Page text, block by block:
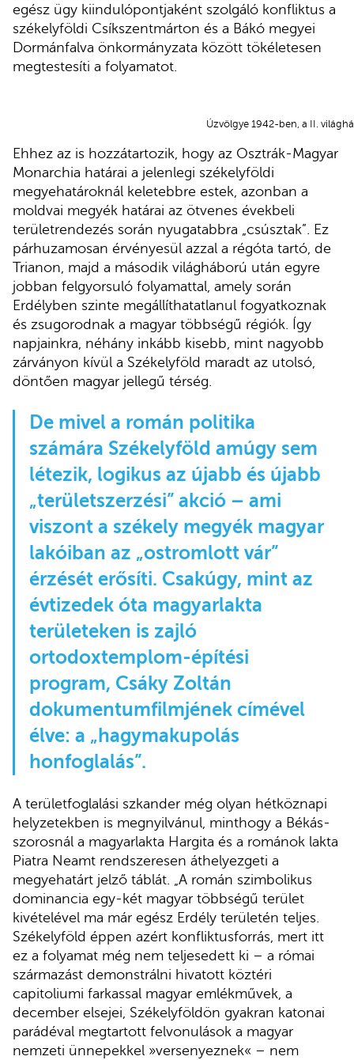
egész ügy kiindulópontjaként szolgáló konfliktus a
székelyföldi Csíkszentmárton és a Bákó megyei
Dormánfalva önkormányzata között tökéletesen
megtestesíti a folyamatot.
Úzvölgye 1942-ben, a II.
Ehhez az is hozzátartozik, hogy az Osztrák-Magyar
Monarchia határai a jelenlegi székelyföldi
megyehatároknál keletebbre estek, azonban a
moldvai megyék határai az ötvenes évekbeli
területrendezés során nyugatabbra „csúsztak”. Ez
párhuzamosan érvényesül azzal a régóta tartó, de
Trianon, majd a második világháború után egyre
jobban felgyorsuló folyamattal, amely során
Erdélyben szinte megállíthatatlanul fogyatkoznak
és zsugorodnak a magyar többségű régiók. Így
napjainkra, néhány inkább kisebb, mint nagyobb
zárványon kívül a Székelyföld maradt az utolsó,
döntően magyar jellegű térség.
De mivel a román politika
számára Székelyföld amúgy sem
létezik, logikus az újabb és újabb
„területszerzési” akció – ami
viszont a székely megyék magyar
lakóiban az „ostromlott vár”
érzését erősíti. Csakúgy, mint az
évtizedek óta magyarlakta
területeken is zajló
ortodoxtemplom-építési
program, Csáky Zoltán
dokumentumfilmjének címével
élve: a „hagymakupolás
honfoglalás”.
A területfoglalási szkander még olyan hétköznapi
helyzetekben is megnyilvánul, minthogy a Békás-
szorosnál a magyarlakta Hargita és a románok lakta
Piatra Neamt rendszeresen áthelyezgeti a
megyehatárt jelző táblát. „A román szimbolikus
dominancia egy-két magyar többségű terület
kivételével ma már egész Erdély területén teljes.
Székelyföld éppen azért konfliktusforrás, mert itt
ez a folyamat még nem teljesedett ki – a római
származást demonstrálni hivatott köztéri
capitoliumi farkassal magyar emlékművek, a
december elsejei, Székelyföldön gyakran katonai
parádéval megtartott felvonulások a magyar
nemzeti ünnepekkel »versenyeznek« – nem